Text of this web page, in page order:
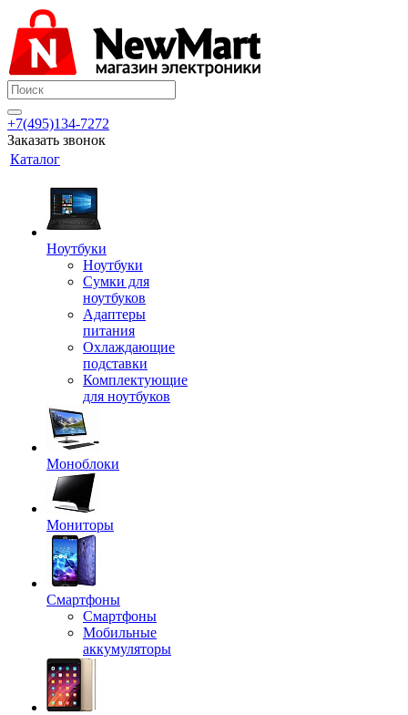
+7(495)134-7272
Заказать звонок
Каталог
Ноутбуки
Ноутбуки
Сумки для
ноутбуков
Адаптеры
питания
Охлаждающие
подставки
Комплектующие
для ноутбуков
Моноблоки
Мониторы
Смартфоны
Смартфоны
Мобильные
аккумуляторы